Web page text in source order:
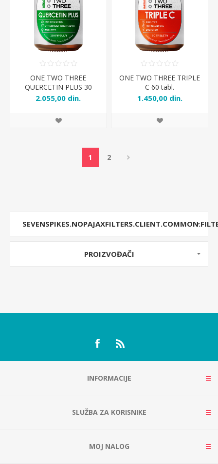
ONE TWO THREE
QUERCETIN PLUS 30
caps.
2.055,00 din.
ONE TWO THREE TRIPLE
C 60 tabl.
1.450,00 din.
1 2
PROIZVOĐAČI
INFORMACIJE
SLUŽBA ZA KORISNIKE
MOJ NALOG